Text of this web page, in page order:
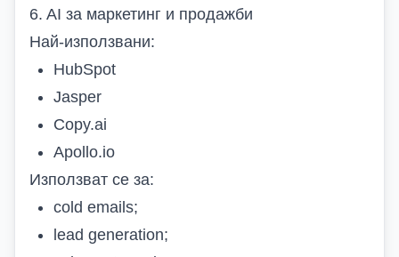
6. AI за маркетинг и продажби
Най-използвани:
HubSpot
Jasper
Copy.ai
Apollo.io
Използват се за:
cold emails;
lead generation;